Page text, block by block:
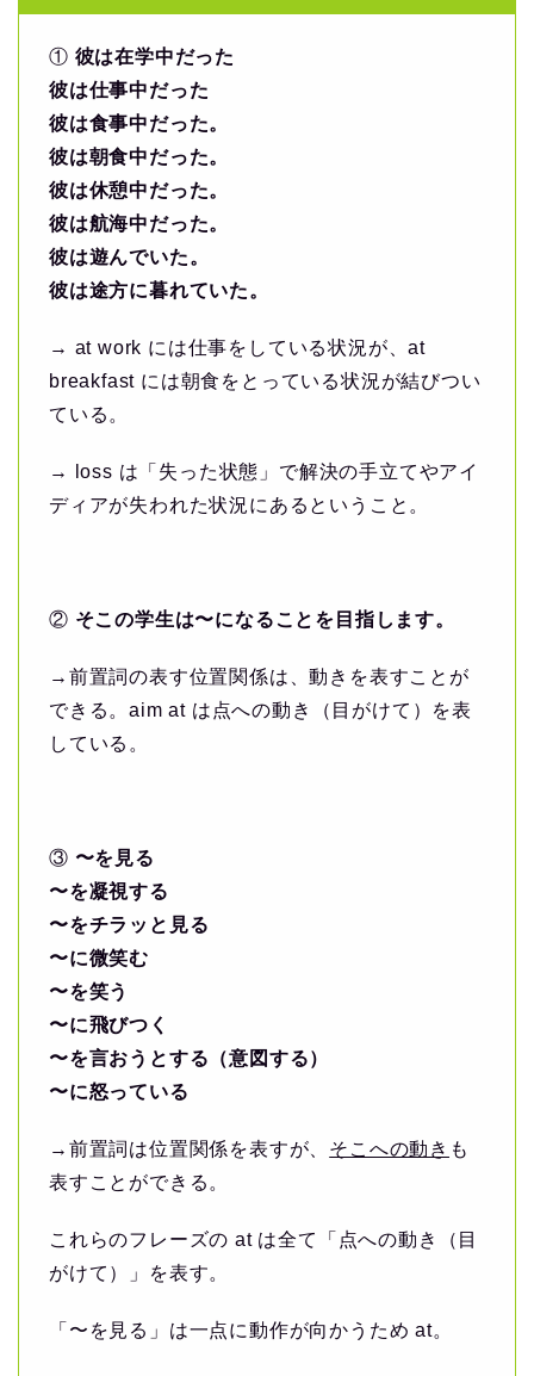
① 彼は在学中だった
彼は仕事中だった
彼は食事中だった。
彼は朝食中だった。
彼は休憩中だった。
彼は航海中だった。
彼は遊んでいた。
彼は途方に暮れていた。
→ at work には仕事をしている状況が、at
breakfast には朝食をとっている状況が結びつい
ている。
→ loss は「失った状態」で解決の手立てやアイ
ディアが失われた状況にあるということ。
② そこの学生は〜になることを目指します。
→前置詞の表す位置関係は、動きを表すことが
できる。aim at は点への動き（目がけて）を表
している。
③ 〜を見る
〜を凝視する
〜をチラッと見る
〜に微笑む
〜を笑う
〜に飛びつく
〜を言おうとする（意図する）
〜に怒っている
→前置詞は位置関係を表すが、 そこへの動き も
表すことができる。
これらのフレーズの at は全て「点への動き（目
がけて）」を表す。
「〜を見る」は一点に動作が向かうため at。